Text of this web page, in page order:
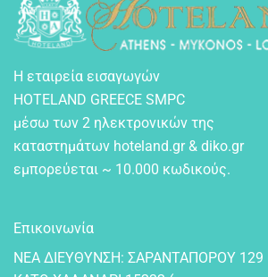
Η εταιρεία εισαγωγών
HOTELAND GREECE SMPC
μέσω των 2 ηλεκτρονικών της
καταστημάτων hoteland.gr & diko.gr
εμπορεύεται ~ 10.000 κωδικούς.
Επικοινωνία
NEA ΔIEYΘYNΣH: ΣAPANTAΠOPOY 129